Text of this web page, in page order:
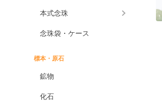
本式念珠
念珠袋・ケース
標本・原石
鉱物
化石